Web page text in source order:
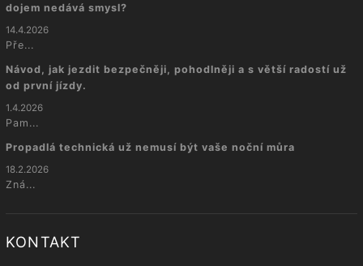
dojem nedává smysl?
14.4.2026
Pře...
Návod, jak jezdit bezpečněji, pohodlněji a s větší radostí už
od první jízdy.
1.4.2026
Pam...
Propadlá technická už nemusí být vaše noční můra
18.2.2026
Zná...
KONTAKT